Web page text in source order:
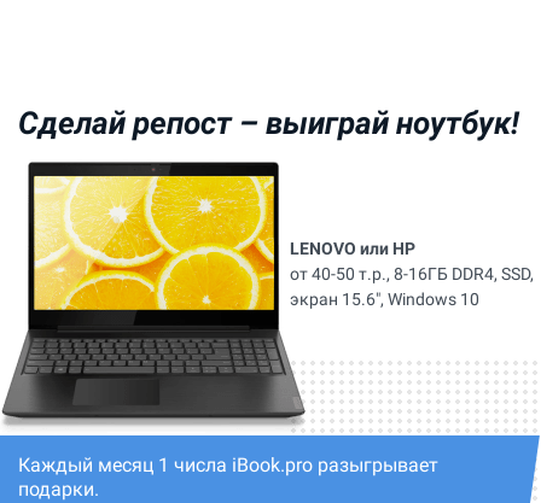
Сделай репост – выиграй ноутбук!
Каждый месяц 1 числа iBook.pro разыгрывает
подарки.
LENOVO или HP
от 40-50 т.р., 8-16ГБ DDR4, SSD,
экран 15.6", Windows 10